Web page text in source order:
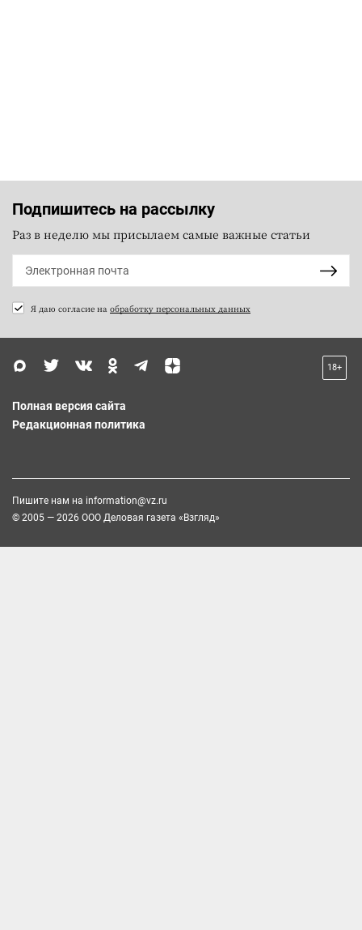
Подпишитесь на рассылку
Раз в неделю мы присылаем самые важные статьи
Я даю согласие на обработку персональных данных
18+
Полная версия сайта
Редакционная политика
Пишите нам на information@vz.ru
© 2005 — 2026 ООО Деловая газета «Взгляд»